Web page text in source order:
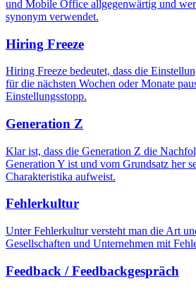
und Mobile Office allgegenwärtig und
synonym verwendet.
Hiring Freeze
Hiring Freeze bedeutet, dass die
für die nächsten Wochen oder Monate
Einstellungsstopp.
Generation Z
Klar ist, dass die Generation Z die
Generation Y ist und vom Grundsatz her
Charakteristika aufweist.
Fehlerkultur
Unter Fehlerkultur versteht man die Art
Gesellschaften und Unternehmen mit
Feedback / Feedbackgespräch